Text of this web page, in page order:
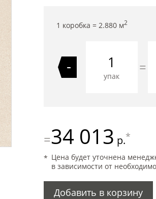
1 коробка = 2.880м2
-
упак
=
=34 013 р.*
Цена будет уточнена
в зависимости от
Добавить в корзину